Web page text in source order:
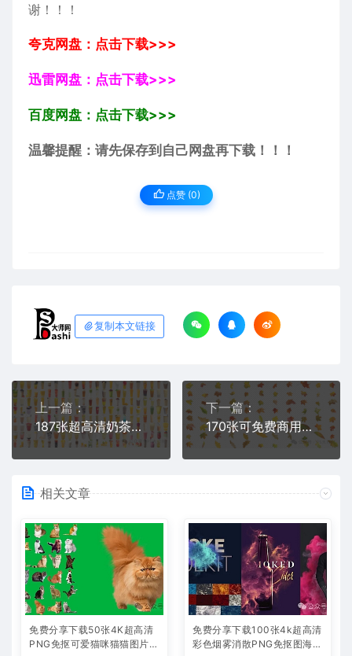
谢！！！
夸克网盘：点击下载>>>
迅雷网盘：点击下载>>>
百度网盘：点击下载>>>
温馨提醒：请先保存到自己网盘再下载！！！
点赞 (0)
复制本文链接
上一篇：
187张超高清奶茶水果茶美团外卖饮品PNG免抠图片免费分享下载冷热珍珠饮料海报菜单PS平面设计师素材朋友圈宣传实拍背景网真实照片
下一篇：
170张可免费商用无版权水印超高清4K枫叶落叶枯树叶PNG免抠图片素材免费分享下载免扣摄影后期设计PS大师网秋天特效效果叠加背景
相关文章
免费分享下载50张4K超高清
PNG免抠可爱猫咪猫猫图片素
免费分享下载100张4k超高清
彩色烟雾消散PNG免抠图海报